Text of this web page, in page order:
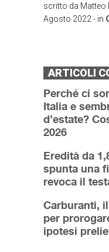
scritto da Matteo
Agosto 2022 - in
ARTICOLI
Perché ci
Italia e
d’estate?
2026
Eredità da
spunta una
revoca il
Carburanti,
per
ipotesi